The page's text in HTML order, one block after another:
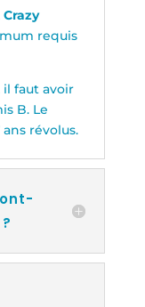
Crazy
requis
il faut avoir
B. Le
révolus.